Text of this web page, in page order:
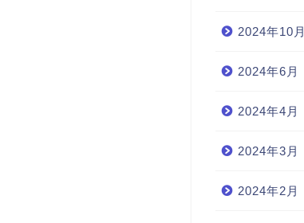
2024年10月
2024年6月
2024年4月
2024年3月
2024年2月